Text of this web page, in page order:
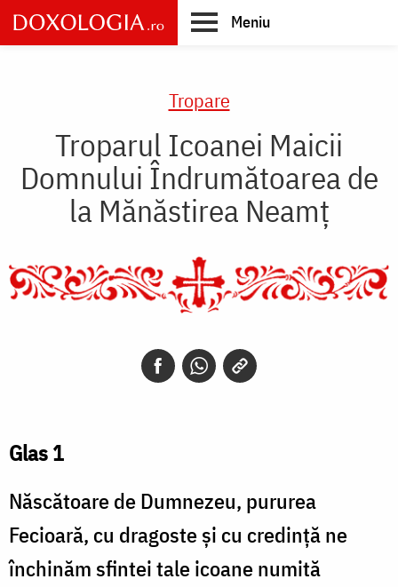
Skip
to
main
Meniu
Tropare
Troparul Icoanei Maicii
Domnului Îndrumătoarea de
la Mănăstirea Neamț
Glas 1
Născătoare de Dumnezeu, pururea
Fecioară, cu dragoste și cu credință ne
închinăm sfintei tale icoane numită